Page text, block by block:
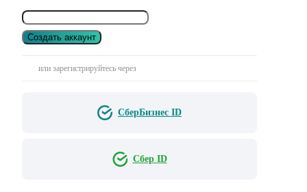
Создать аккаунт
или зарегистрируйтесь через
СберБизнес ID
Сбер ID